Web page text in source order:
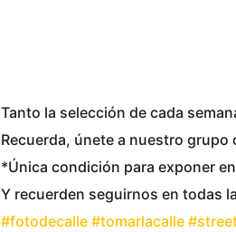
Tanto la selección de cada
Recuerda, únete a nuestro grupo
*Única condición para exponer
Y recuerden seguirnos en todas
#fotodecalle #tomarlacalle